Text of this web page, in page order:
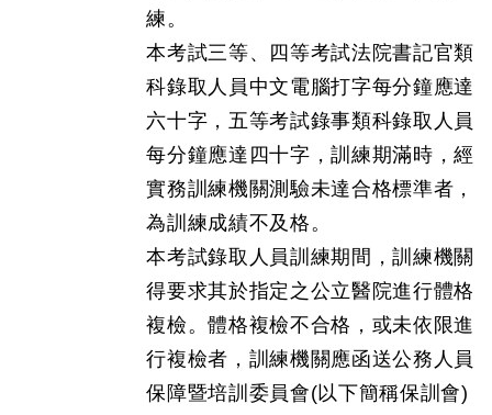
練。
本考試三等、四等考試法院書記官類
科錄取人員中文電腦打字每分鐘應達
六十字，五等考試錄事類科錄取人員
每分鐘應達四十字，訓練期滿時，經
實務訓練機關測驗未達合格標準者，
為訓練成績不及格。
本考試錄取人員訓練期間，訓練機關
得要求其於指定之公立醫院進行體格
複檢。體格複檢不合格，或未依限進
行複檢者，訓練機關應函送公務人員
保障暨培訓委員會(以下簡稱保訓會)